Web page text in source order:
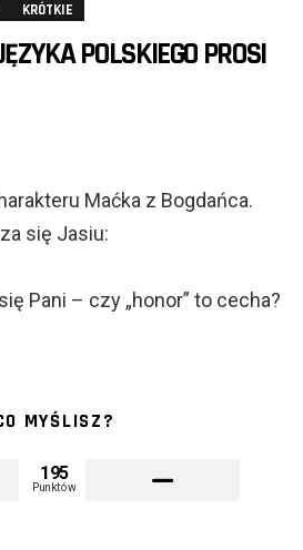
KRÓTKIE
POLSKIEGO PROSI
Maćka z Bogdańca.
się Jasiu:
Pani – czy „honor” to cecha?
MYŚLISZ?
195
Punktów